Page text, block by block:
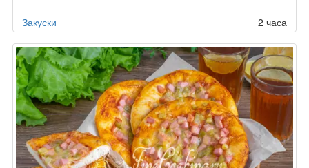
Закуски 2 часа